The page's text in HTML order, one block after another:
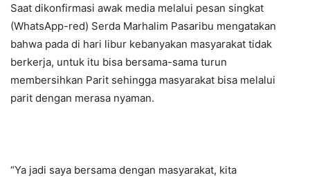
Saat dikonfirmasi awak media melalui pesan singkat
(WhatsApp-red) Serda Marhalim Pasaribu mengatakan
bahwa pada di hari libur kebanyakan masyarakat tidak
berkerja, untuk itu bisa bersama-sama turun
membersihkan Parit sehingga masyarakat bisa melalui
parit dengan merasa nyaman.
“Ya jadi saya bersama dengan masyarakat, kita